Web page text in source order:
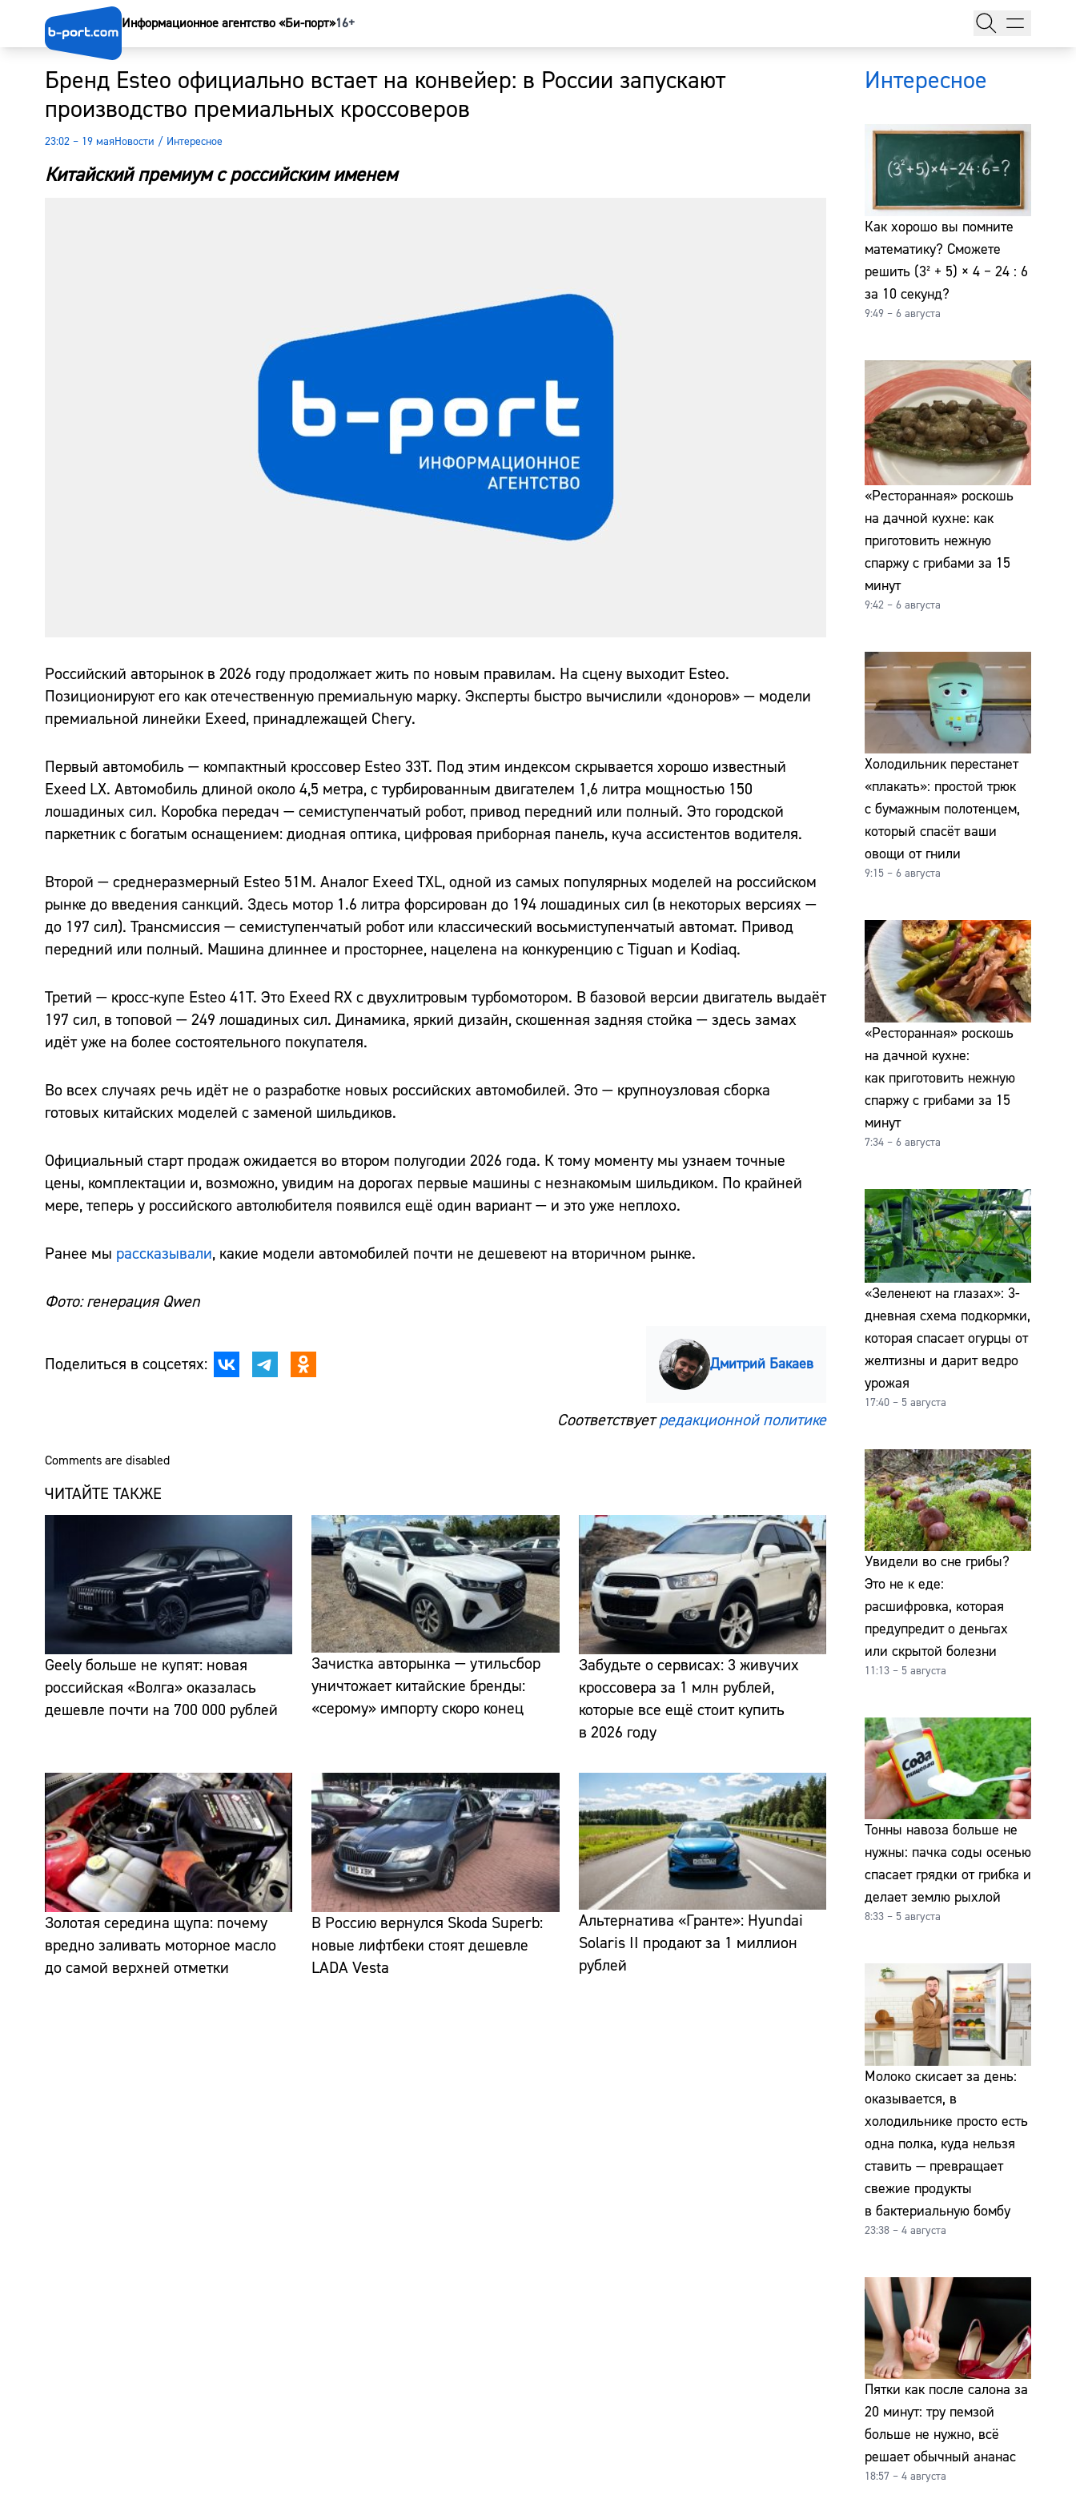
Информационное агентство «Би-порт»16+
Бренд Esteo официально встает на конвейер: в России запускают
производство премиальных кроссоверов
23:02 – 19 маяНовости / Интересное
Китайский премиум с российским именем
Российский авторынок в 2026 году продолжает жить по новым правилам. На сцену выходит Esteo.
Позиционируют его как отечественную премиальную марку. Эксперты быстро вычислили «доноров» — модели
премиальной линейки Exeed, принадлежащей Chery.
Первый автомобиль — компактный кроссовер Esteo 33T. Под этим индексом скрывается хорошо известный
Exeed LX. Автомобиль длиной около 4,5 метра, с турбированным двигателем 1,6 литра мощностью 150
лошадиных сил. Коробка передач — семиступенчатый робот, привод передний или полный. Это городской
паркетник с богатым оснащением: диодная оптика, цифровая приборная панель, куча ассистентов водителя.
Второй — среднеразмерный Esteo 51M. Аналог Exeed TXL, одной из самых популярных моделей на российском
рынке до введения санкций. Здесь мотор 1.6 литра форсирован до 194 лошадиных сил (в некоторых версиях —
до 197 сил). Трансмиссия — семиступенчатый робот или классический восьмиступенчатый автомат. Привод
передний или полный. Машина длиннее и просторнее, нацелена на конкуренцию с Tiguan и Kodiaq.
Третий — кросс-купе Esteo 41T. Это Exeed RX с двухлитровым турбомотором. В базовой версии двигатель выдаёт
197 сил, в топовой — 249 лошадиных сил. Динамика, яркий дизайн, скошенная задняя стойка — здесь замах
идёт уже на более состоятельного покупателя.
Во всех случаях речь идёт не о разработке новых российских автомобилей. Это — крупноузловая сборка
готовых китайских моделей с заменой шильдиков.
Официальный старт продаж ожидается во втором полугодии 2026 года. К тому моменту мы узнаем точные
цены, комплектации и, возможно, увидим на дорогах первые машины с незнакомым шильдиком. По крайней
мере, теперь у российского автолюбителя появился ещё один вариант — и это уже неплохо.
Ранее мы рассказывали, какие модели автомобилей почти не дешевеют на вторичном рынке.
Фото: генерация Qwen
Поделиться в соцсетях: Дмитрий Бакаев
Соответствуетредакционной политике
Comments are disabled
ЧИТАЙТЕ ТАКЖЕ
Geely больше не купят: новая
российская «Волга» оказалась
дешевле почти на 700 000 рублей
Зачистка авторынка — утильсбор
уничтожает китайские бренды:
«серому» импорту скоро конец
Забудьте о сервисах: 3 живучих
кроссовера за 1 млн рублей,
которые все ещё стоит купить
в 2026 году
Золотая середина щупа: почему
вредно заливать моторное масло
до самой верхней отметки
В Россию вернулся Skoda Superb:
новые лифтбеки стоят дешевле
LADA Vesta
Альтернатива «Гранте»: Hyundai
Solaris II продают за 1 миллион
рублей
Интересное
Как хорошо вы помните
математику? Сможете
решить (3² + 5) × 4 − 24 : 6
за 10 секунд?
9:49 – 6 августа
«Ресторанная» роскошь
на дачной кухне: как
приготовить нежную
спаржу с грибами за 15
минут
9:42 – 6 августа
Холодильник перестанет
«плакать»: простой трюк
с бумажным полотенцем,
который спасёт ваши
овощи от гнили
9:15 – 6 августа
«Ресторанная» роскошь
на дачной кухне:
как приготовить нежную
спаржу с грибами за 15
минут
7:34 – 6 августа
«Зеленеют на глазах»: 3-
дневная схема подкормки,
которая спасает огурцы от
желтизны и дарит ведро
урожая
17:40 – 5 августа
Увидели во сне грибы?
Это не к еде:
расшифровка, которая
предупредит о деньгах
или скрытой болезни
11:13 – 5 августа
Тонны навоза больше не
нужны: пачка соды осенью
спасает грядки от грибка и
делает землю рыхлой
8:33 – 5 августа
Молоко скисает за день:
оказывается, в
холодильнике просто есть
одна полка, куда нельзя
ставить — превращает
свежие продукты
в бактериальную бомбу
23:38 – 4 августа
Пятки как после салона за
20 минут: тру пемзой
больше не нужно, всё
решает обычный ананас
18:57 – 4 августа
Главная
Курсы валют
Сайт:
Адрес:
Телефон: